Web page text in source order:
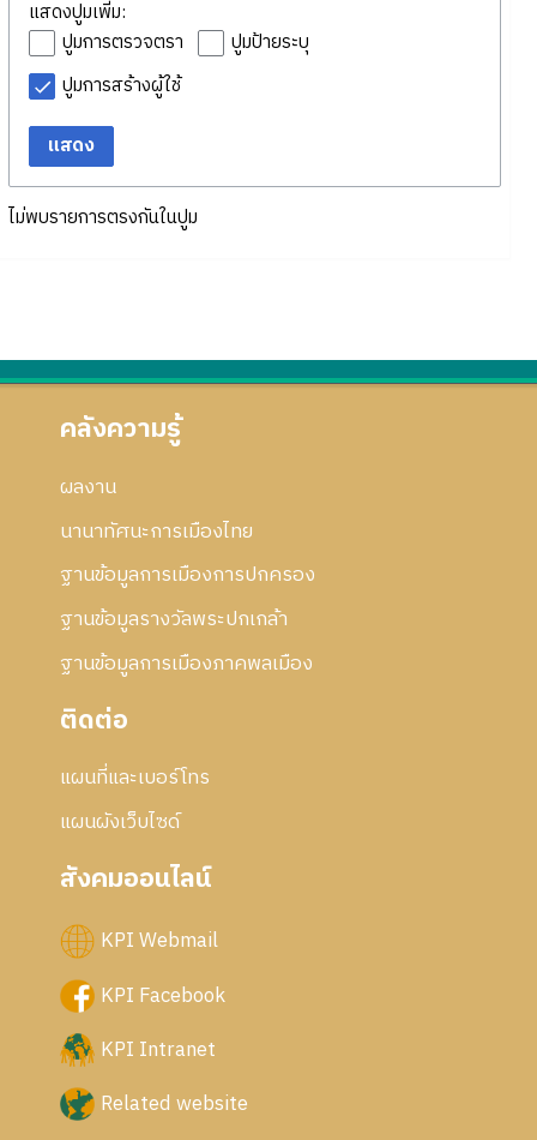
แสดงปูมเพิ่ม:
ปูมการตรวจตรา
ปูมป้ายระบุ
ปูมการสร้างผู้ใช้
แสดง
ไม่พบรายการตรงกันในปูม
คลังความรู้
ผลงาน
นานาทัศนะการเมืองไทย
ฐานข้อมูลการเมืองการปกครอง
ฐานข้อมูลรางวัลพระปกเกล้า
ฐานข้อมูลการเมืองภาคพลเมือง
ติดต่อ
แผนที่และเบอร์โทร
แผนผังเว็บไซด์
สังคมออนไลน์
KPI Webmail
KPI Facebook
KPI Intranet
Related website